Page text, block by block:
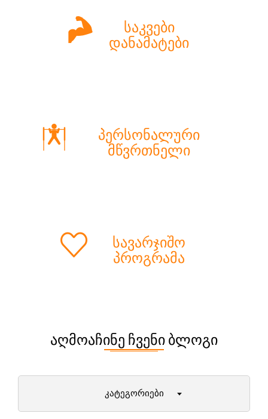
საკვები
დანამატები
პერსონალური
მწვრთნელი
სავარჯიშო
პროგრამა
ᲐᲦᲛᲝᲐᲩᲘᲜᲔ ᲩᲕᲔᲜᲘ ᲑᲚᲝᲒᲘ
ᲙᲐᲢᲔᲒᲝᲠᲘᲔᲑᲘ